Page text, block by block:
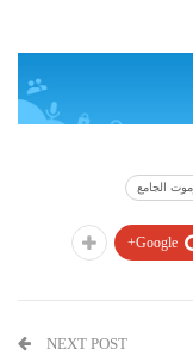
الجامع
Google+
NEXT POST